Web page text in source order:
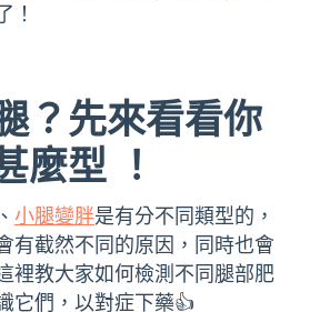
！
？先來看看你
麼型 ！
小腿變胖是有分不同類型的，
有截然不同的原因，同時也會
裡教大家如何檢測不同腿部肥
它們，以對症下藥👍